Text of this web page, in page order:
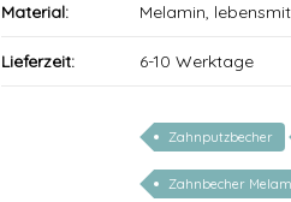
Material: Melamin,
Lieferzeit: 6-10 Werktage
Zahnputzbecher
Zahnbecher